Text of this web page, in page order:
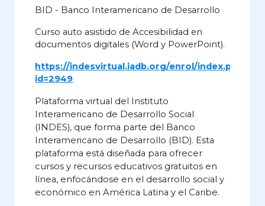
BID - Banco Interamericano de Desarrollo
Curso auto asistido de Accesibilidad en
documentos digitales (Word y PowerPoint).
https://indesvirtual.iadb.org/enrol/index.php?
id=2949
Plataforma virtual del Instituto
Interamericano de Desarrollo Social
(INDES), que forma parte del Banco
Interamericano de Desarrollo (BID). Esta
plataforma está diseñada para ofrecer
cursos y recursos educativos gratuitos en
línea, enfocándose en el desarrollo social y
económico en América Latina y el Caribe.